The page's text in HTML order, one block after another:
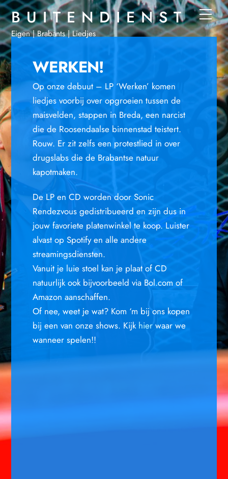
Skip
to
content
B U I T E N D I E N S T
Eigen | Brabants | Liedjes
WERKEN!
Op onze debuut – LP ‘Werken’ komen
liedjes voorbij over opgroeien tussen de
maisvelden, stappen in Breda, een narcist
die de Roosendaalse binnenstad teistert.
Rouw. Er zit zelfs een protestlied in over
drugslabs die de Brabantse natuur
kapotmaken.
De LP en CD worden door Sonic
Rendezvous gedistribueerd en zijn dus in
jouw favoriete platenwinkel te koop. Luister
alvast op Spotify en alle andere
streamingsdiensten.
Vanuit je luie stoel kan je plaat of CD
natuurlijk ook bijvoorbeeld via Bol.com of
Amazon aanschaffen.
Of nee, weet je wat? Kom ‘m bij ons kopen
bij een van onze shows. Kijk hier waar we
wanneer spelen!!